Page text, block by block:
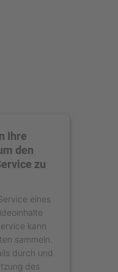
Ihre
den
zu
eines
kann
sammeln.
durch und
des